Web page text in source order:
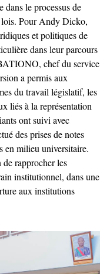
dans le processus de
lois. Pour Andy Dicko,
et politiques de
dans leur parcours
chef du service
a permis aux
du travail législatif, les
liés à la représentation
ont suivi avec
des prises de notes
en milieu universitaire.
rapprocher les
institutionnel, dans une
aux institutions